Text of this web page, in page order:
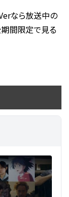
なら放送中の
間限定で見る